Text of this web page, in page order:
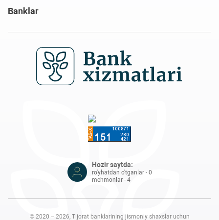
Banklar
Hozir saytda:
ro'yhatdan o'tganlar - 0
mehmonlar - 4
© 2020 – 2026, Tijorat banklarining jismoniy shaxslar uchun